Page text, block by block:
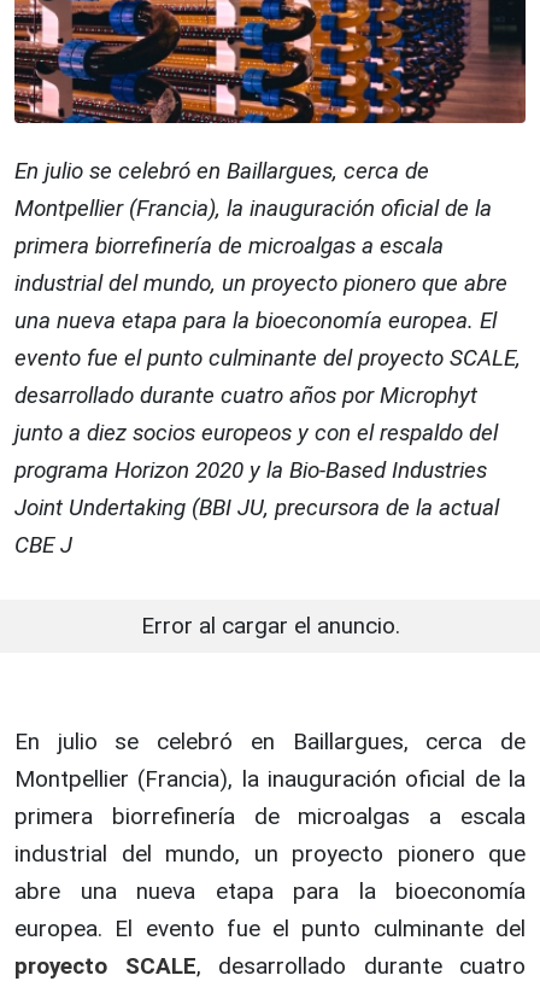
En julio se celebró en Baillargues, cerca de
Montpellier (Francia), la inauguración oficial de la
primera biorrefinería de microalgas a escala
industrial del mundo, un proyecto pionero que abre
una nueva etapa para la bioeconomía europea. El
evento fue el punto culminante del proyecto SCALE,
desarrollado durante cuatro años por Microphyt
junto a diez socios europeos y con el respaldo del
programa Horizon 2020 y la Bio-Based Industries
Joint Undertaking (BBI JU, precursora de la actual
CBE J
Error al cargar el anuncio.
En julio se celebró en Baillargues, cerca de
Montpellier (Francia), la inauguración oficial de la
primera biorrefinería de microalgas a escala
industrial del mundo, un proyecto pionero que
abre una nueva etapa para la bioeconomía
europea. El evento fue el punto culminante del
proyecto SCALE, desarrollado durante cuatro